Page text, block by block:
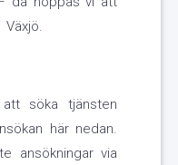
söka tjänsten
här nedan.
ansökningar via